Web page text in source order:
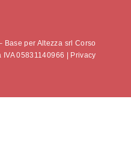
Base per Altezza srl Corso
05831140966 |
Privacy